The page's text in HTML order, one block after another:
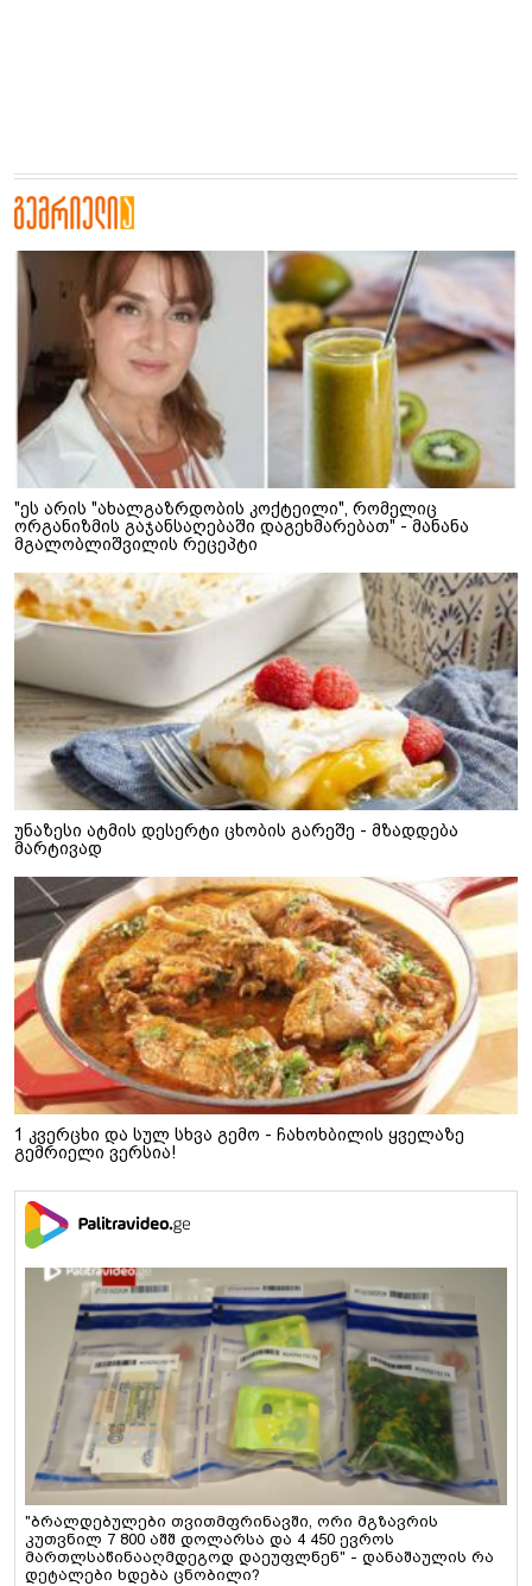
"ეს არის "ახალგაზრდობის კოქტეილი", რომელიც
ორგანიზმის გაჯანსაღებაში დაგეხმარებათ" - მანანა
მგალობლიშვილის რეცეპტი
უნაზესი ატმის დესერტი ცხობის გარეშე - მზადდება
მარტივად
1 კვერცხი და სულ სხვა გემო - ჩახოხბილის ყველაზე
გემრიელი ვერსია!
"ბრალდებულები თვითმფრინავში, ორი მგზავრის
კუთვნილ 7 800 აშშ დოლარსა და 4 450 ევროს
მართლსაწინააღმდეგოდ დაეუფლნენ" - დანაშაულის რა
დეტალები ხდება ცნობილი?